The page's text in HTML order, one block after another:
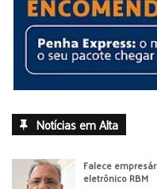
Notícias em Alta
Falece
eletrônico RBM